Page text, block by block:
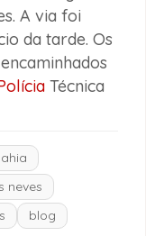
A via foi
da tarde. Os
Técnica
neves
blog